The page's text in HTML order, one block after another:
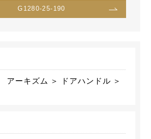
G1280-25-190
ーキズム ＞ ドアハンドル ＞